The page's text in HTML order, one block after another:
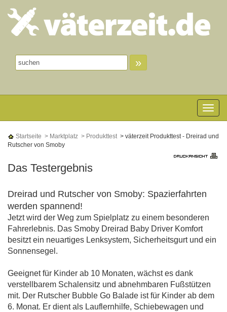
»
Toggle
Startseite > Marktplatz > Produkttest > väterzeit Produkttest - Dreirad und
Rutscher von Smoby
Das Testergebnis
Dreirad und Rutscher von Smoby: Spazierfahrten
werden spannend!
Jetzt wird der Weg zum Spielplatz zu einem besonderen
Fahrerlebnis. Das Smoby Dreirad Baby Driver Komfort
besitzt ein neuartiges Lenksystem, Sicherheitsgurt und ein
Sonnensegel.
Geeignet für Kinder ab 10 Monaten, wächst es dank
verstellbarem Schalensitz und abnehmbaren Fußstützen
mit. Der Rutscher Bubble Go Balade ist für Kinder ab dem
6. Monat. Er dient als Lauflernhilfe, Schiebewagen und